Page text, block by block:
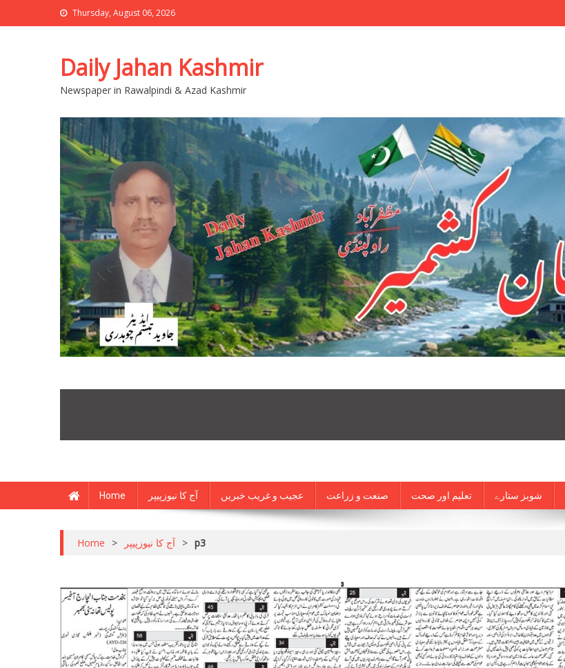
Thursday, August 06, 2026
Daily Jahan Kashmir
Newspaper in Rawalpindi & Azad Kashmir
Home آج کا نیوزپیپر عجیب و غریب خبریں صنعت و زراعت تعلیم اور صحت شوبز ستارے
Home > آج کا نیوزپیپر > p3